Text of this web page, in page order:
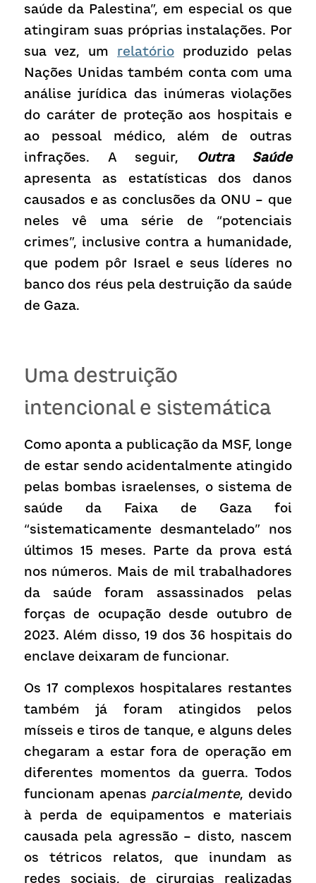
saúde da Palestina”, em especial os que
atingiram suas próprias instalações. Por
sua vez, um relatório produzido pelas
Nações Unidas também conta com uma
análise jurídica das inúmeras violações
do caráter de proteção aos hospitais e
ao pessoal médico, além de outras
infrações. A seguir,
Outra Saúde
apresenta as estatísticas dos danos
causados e as conclusões da ONU – que
neles vê uma série de “potenciais
crimes”, inclusive contra a humanidade,
que podem pôr Israel e seus líderes no
banco dos réus pela destruição da saúde
de Gaza.
Uma destruição
intencional e sistemática
Como aponta a publicação da MSF, longe
de estar sendo acidentalmente atingido
pelas bombas israelenses, o sistema de
saúde da Faixa de Gaza foi
“sistematicamente desmantelado” nos
últimos 15 meses. Parte da prova está
nos números. Mais de mil trabalhadores
da saúde foram assassinados pelas
forças de ocupação desde outubro de
2023. Além disso, 19 dos 36 hospitais do
enclave deixaram de funcionar.
Os 17 complexos hospitalares restantes
também já foram atingidos pelos
mísseis e tiros de tanque, e alguns deles
chegaram a estar fora de operação em
diferentes momentos da guerra. Todos
funcionam apenas parcialmente, devido
à perda de equipamentos e materiais
causada pela agressão – disto, nascem
os tétricos relatos, que inundam as
redes sociais, de cirurgias realizadas